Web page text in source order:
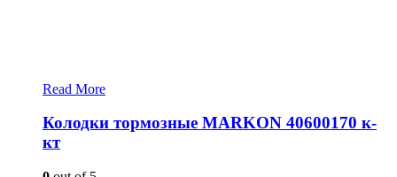
Read More
Колодки тормозные MARKON 40600170 к-
кт